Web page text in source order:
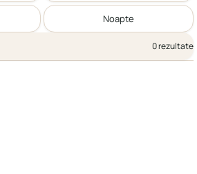
Noapte
0 rezultate